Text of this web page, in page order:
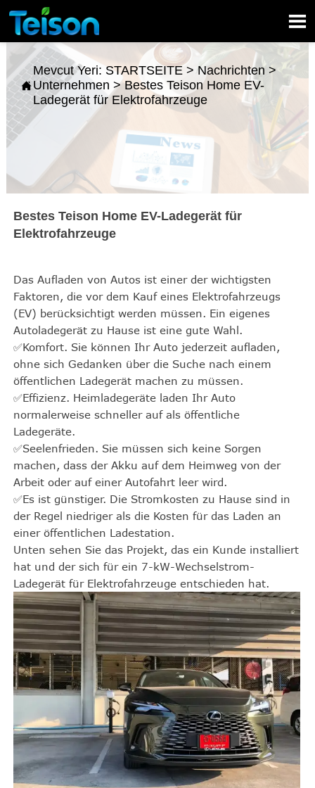


Mevcut Yeri: STARTSEITE>Nachrichten >
Unternehmen >Bestes Teison Home EV-
Ladegerät für Elektrofahrzeuge
Bestes Teison Home EV-Ladegerät für
Elektrofahrzeuge
Das Aufladen von Autos ist einer der wichtigsten
Faktoren, die vor dem Kauf eines Elektrofahrzeugs
(EV) berücksichtigt werden müssen. Ein eigenes
Autoladegerät zu Hause ist eine gute Wahl.
✅Komfort. Sie können Ihr Auto jederzeit aufladen,
ohne sich Gedanken über die Suche nach einem
öffentlichen Ladegerät machen zu müssen.
✅Effizienz. Heimladegeräte laden Ihr Auto
normalerweise schneller auf als öffentliche
Ladegeräte.
✅Seelenfrieden. Sie müssen sich keine Sorgen
machen, dass der Akku auf dem Heimweg von der
Arbeit oder auf einer Autofahrt leer wird.
✅Es ist günstiger. Die Stromkosten zu Hause sind in
der Regel niedriger als die Kosten für das Laden an
einer öffentlichen Ladestation.
Unten sehen Sie das Projekt, das ein Kunde installiert
hat und der sich für ein 7-kW-Wechselstrom-
Ladegerät für Elektrofahrzeuge entschieden hat.